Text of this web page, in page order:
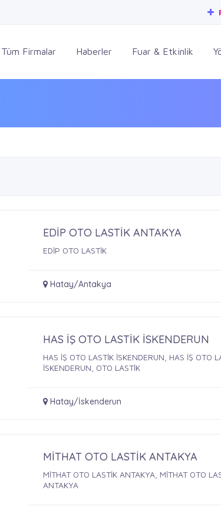
Tüm Firmalar Haberler Fuar & Etkinlik
EDİP OTO LASTİK ANTAKYA
EDİP OTO LASTİK
Hatay/Antakya
HAS İŞ OTO LASTİK İSKENDERUN
HAS İŞ OTO LASTİK İSKENDERUN, HAS İŞ OTO
İSKENDERUN, OTO LASTİK
Hatay/İskenderun
MİTHAT OTO LASTİK ANTAKYA
MİTHAT OTO LASTİK ANTAKYA, MİTHAT OTO
ANTAKYA